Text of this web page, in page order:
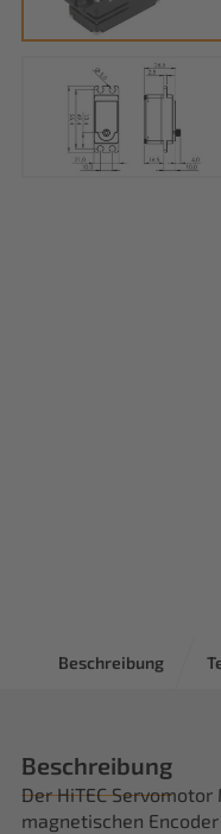
Beschreibung
Beschreibung
Der HiTEC
magnetischen